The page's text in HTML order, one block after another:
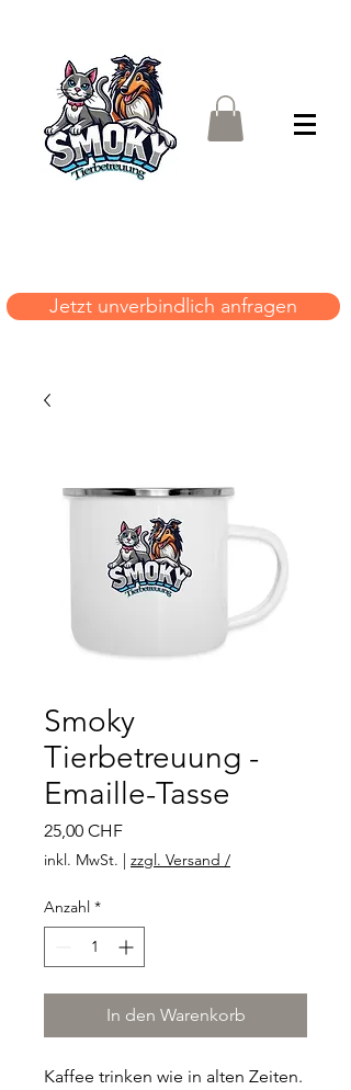
Jetzt unverbindlich anfragen
Smoky
Tierbetreuung -
Emaille-Tasse
25,00 CHFPreis
inkl. MwSt. | zzgl. Versand /
Anzahl *
In den Warenkorb
Kaffee trinken wie in alten Zeiten.